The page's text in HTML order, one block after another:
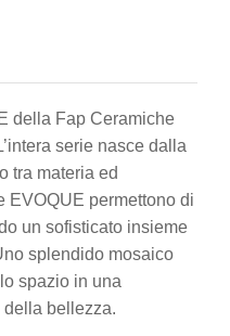
della Fap Ceramiche
serie nasce dalla
tra materia ed
EVOQUE permettono di
un sofisticato insieme
splendido mosaico
spazio in una
bellezza.